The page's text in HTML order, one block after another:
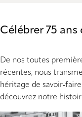
Célébrer 75 ans
De nos toutes
récentes, nous
héritage de
découvrez notre